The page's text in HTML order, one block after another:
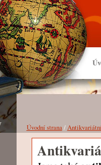
Úvodní strana/